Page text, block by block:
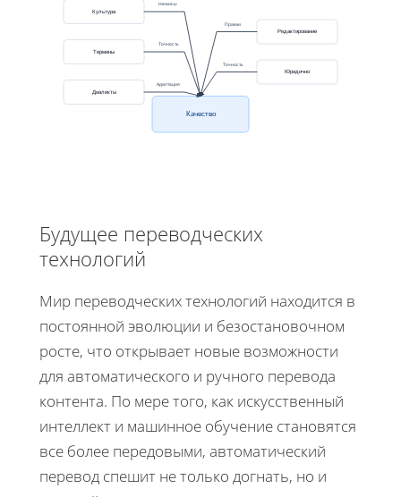
Культура
Термины
Диалекты
Редактирование
Юридично
Качество
Нюансы
Точность
Адаптация
Правки
Точность
Будущее переводческих
технологий
Мир переводческих технологий находится в
постоянной эволюции и безостановочном
росте, что открывает новые возможности
для автоматического и ручного перевода
контента. По мере того, как искусственный
интеллект и машинное обучение становятся
все более передовыми, автоматический
перевод спешит не только догнать, но и